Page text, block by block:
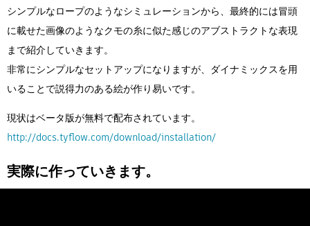
シンプルなロープのようなシミュレーションから、最終的には冒頭
に載せた画像のようなクモの糸に似た感じのアブストラクトな表現
まで紹介していきます。
非常にシンプルなセットアップになりますが、ダイナミックスを用
いることで説得力のある絵が作り易いです。
現状はベータ版が無料で配布されています。
http://docs.tyflow.com/download/installation/
実際に作っていきます。